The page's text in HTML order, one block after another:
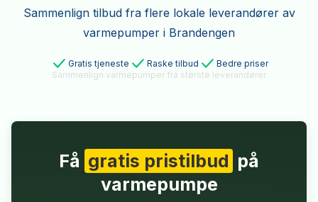
Sammenlign tilbud fra flere lokale leverandører av
varmepumper i Brandengen
Gratis tjeneste Raske tilbud
Bedre priser
Sammenlign varmepumper fra største leverandører
Få gratis pristilbud på
varmepumpe